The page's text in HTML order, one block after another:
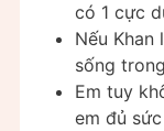
có 1 cực
Nếu
sống
Em tuy
em đủ